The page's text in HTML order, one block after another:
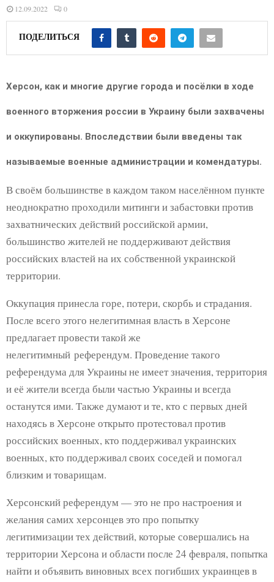
E
N
12.09.2022 0
ПОДЕЛИТЬСЯ
Херсон, как и многие другие города и посёлки в ходе
военного вторжения россии в Украину были захвачены
и оккупированы. Впоследствии были введены так
называемые военные администрации и комендатуры.
В своём большинстве в каждом таком населённом пункте
неоднократно проходили митинги и забастовки против
захватнических действий российской армии,
большинство жителей не поддерживают действия
российских властей на их собственной украинской
территории.
Оккупация принесла горе, потери, скорбь и страдания.
После всего этого нелегитимная власть в Херсоне
предлагает провести такой же
нелегитимный референдум. Проведение такого
референдума для Украины не имеет значения, территория
и её жители всегда были частью Украины и всегда
останутся ими. Также думают и те, кто с первых дней
находясь в Херсоне открыто протестовал против
российских военных, кто поддерживал украинских
военных, кто поддерживал своих соседей и помогал
близким и товарищам.
Херсонский референдум — это не про настроения и
желания самих херсонцев это про попытку
легитимизации тех действий, которые совершались на
территории Херсона и области после 24 февраля, попытка
найти и объявить виновных всех погибших украинцев в